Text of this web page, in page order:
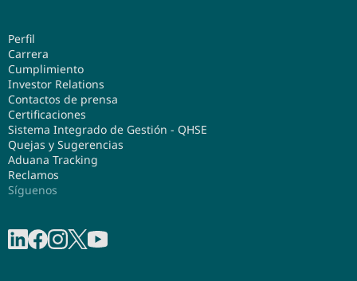
Perfil
Carrera
Cumplimiento
Investor Relations
Contactos de prensa
Certificaciones
Sistema Integrado de Gestión - QHSE
Quejas y Sugerencias
Aduana Tracking
Reclamos
Síguenos